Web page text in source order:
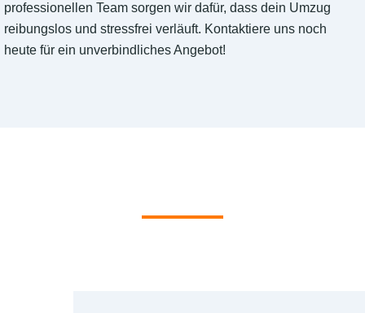
professionellen Team sorgen wir dafür, dass dein Umzug
reibungslos und stressfrei verläuft. Kontaktiere uns noch
heute für ein unverbindliches Angebot!